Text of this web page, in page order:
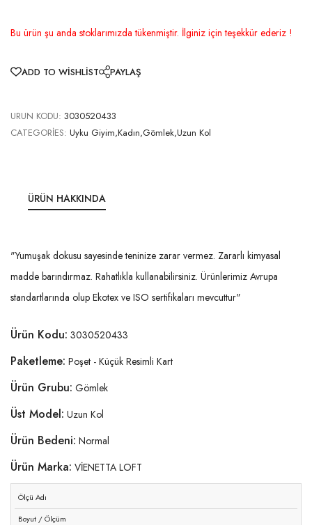
Bu ürün şu anda stoklarımızda tükenmiştir. İlginiz için teşekkür ederiz !
ADD TO WISHLIST PAYLAŞ
URUN KODU: 3030520433
CATEGORIES: Uyku Giyim,Kadın,Gömlek,Uzun Kol
ÜRÜN HAKKINDA
"Yumuşak dokusu sayesinde teninize zarar vermez. Zararlı kimyasal
madde barındırmaz. Rahatlıkla kullanabilirsiniz. Ürünlerimiz Avrupa
standartlarında olup Ekotex ve ISO sertifikaları mevcuttur"
Ürün Kodu: 3030520433
Paketleme: Poşet - Küçük Resimli Kart
Ürün Grubu: Gömlek
Üst Model: Uzun Kol
Ürün Bedeni: Normal
Ürün Marka: VİENETTA LOFT
Ölçü Adı
Boyut / Ölçüm